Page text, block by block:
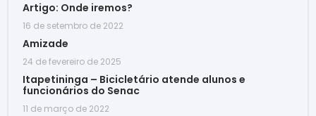
Artigo: Onde iremos?
16 de setembro de 2022
Amizade
24 de fevereiro de 2025
Itapetininga – Bicicletário atende alunos e
funcionários do Senac
11 de março de 2022